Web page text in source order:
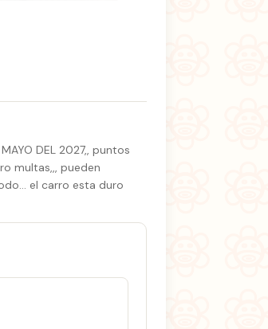
DEL 2027,, puntos
multas,,, pueden
el carro esta duro